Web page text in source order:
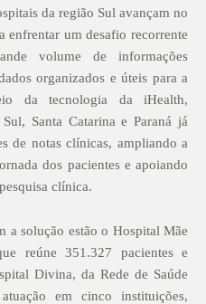
da região Sul avançam no
um desafio recorrente
volume de informações
organizados e úteis para a
da tecnologia da iHealth,
Santa Catarina e Paraná já
de notas clínicas, ampliando a
dos pacientes e apoiando
clínica.
a solução estão o Hospital Mãe
reúne 351.327 pacientes e
Divina, da Rede de Saúde
em cinco instituições,